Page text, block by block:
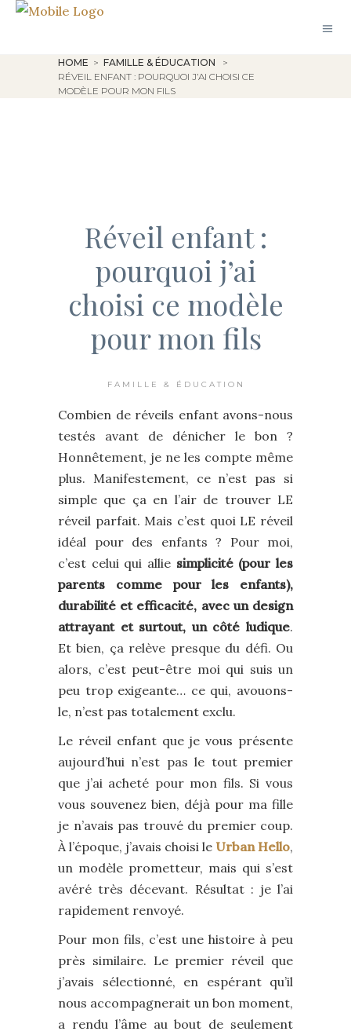
HOME > FAMILLE & ÉDUCATION
>
RÉVEIL ENFANT : POURQUOI J’AI CHOISI CE
MODÈLE POUR MON FILS
Réveil enfant :
pourquoi j’ai
choisi ce modèle
pour mon fils
FAMILLE & ÉDUCATION
Combien de réveils enfant avons-nous
testés avant de dénicher le bon ?
Honnêtement, je ne les compte même
plus. Manifestement, ce n’est pas si
simple que ça en l’air de trouver LE
réveil parfait. Mais c’est quoi LE réveil
idéal pour des enfants ? Pour moi,
c’est celui qui allie simplicité (pour les
parents comme pour les enfants),
durabilité et efficacité, avec un design
attrayant et surtout, un côté ludique.
Et bien, ça relève presque du défi. Ou
alors, c’est peut-être moi qui suis un
peu trop exigeante… ce qui, avouons-
le, n’est pas totalement exclu.
Le réveil enfant que je vous présente
aujourd’hui n’est pas le tout premier
que j’ai acheté pour mon fils. Si vous
vous souvenez bien, déjà pour ma fille
je n’avais pas trouvé du premier coup.
À l’époque, j’avais choisi le Urban Hello,
un modèle prometteur, mais qui s’est
avéré très décevant. Résultat : je l’ai
rapidement renvoyé.
Pour mon fils, c’est une histoire à peu
près similaire. Le premier réveil que
j’avais sélectionné, en espérant qu’il
nous accompagnerait un bon moment,
a rendu l’âme au bout de seulement